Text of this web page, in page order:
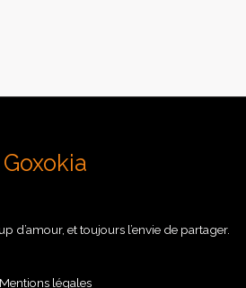
Goxokia
d’amour, et toujours l’envie de partager.
Mentions légales